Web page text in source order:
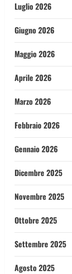
Luglio 2026
Giugno 2026
Maggio 2026
Aprile 2026
Marzo 2026
Febbraio 2026
Gennaio 2026
Dicembre 2025
Novembre 2025
Ottobre 2025
Settembre 2025
Agosto 2025